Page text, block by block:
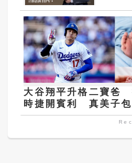
大谷翔平升格二寶爸
時捷開賓利 真美子包
家飲食